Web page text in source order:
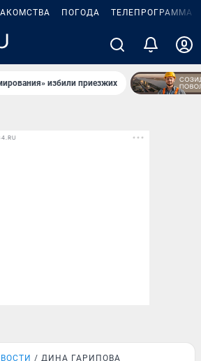
ПОГОДА ТЕЛЕПРОГРАММА
избили приезжих
ДИНА ГАРИПОВА